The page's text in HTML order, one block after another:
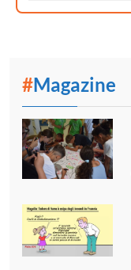
#Magazine